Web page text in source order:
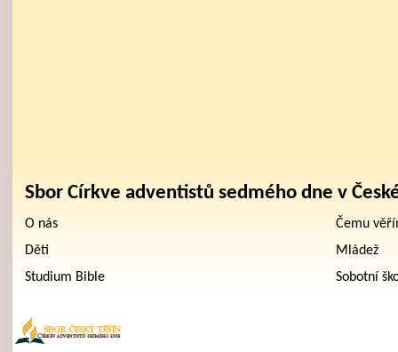
Sbor Církve adventistů sedmého dne v
O nás
Čemu
Děti
Mládež
Studium Bible
Sobotní